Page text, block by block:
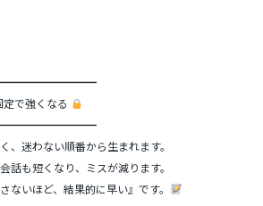
で強くなる
、迷わない順番から生まれます。
話も短くなり、ミスが減ります。
ないほど、結果的に早い』です。